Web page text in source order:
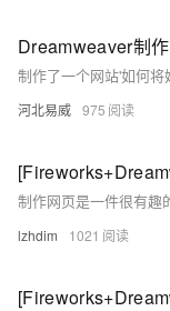
Dreamweaver制
制作了一个网站'如何将
河北易威 975
lzhdim 1021